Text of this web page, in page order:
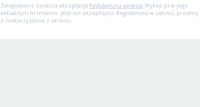
Zalogowanie oznacza akceptację Regulaminu serwisu Wykop.pl w jego
aktualnym brzmieniu. Jeśli nie akceptujesz Regulaminu w całości, prosimy
o niekorzystanie z serwisu.